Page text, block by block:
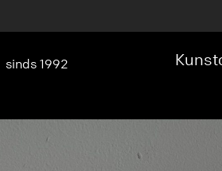
sinds 1992